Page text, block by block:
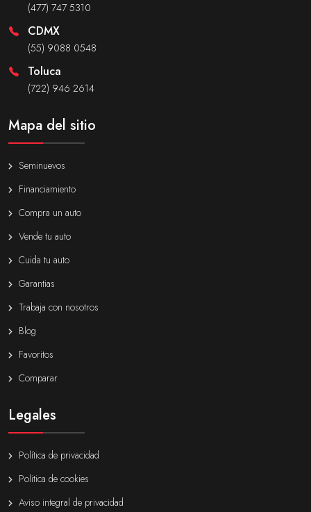
(477) 747 5310
CDMX
(55) 9088 0548
Toluca
(722) 946 2614
Mapa del sitio
Seminuevos
Financiamiento
Compra un auto
Vende tu auto
Cuida tu auto
Garantias
Trabaja con nosotros
Blog
Favoritos
Comparar
Legales
Política de privacidad
Politica de cookies
Aviso integral de privacidad